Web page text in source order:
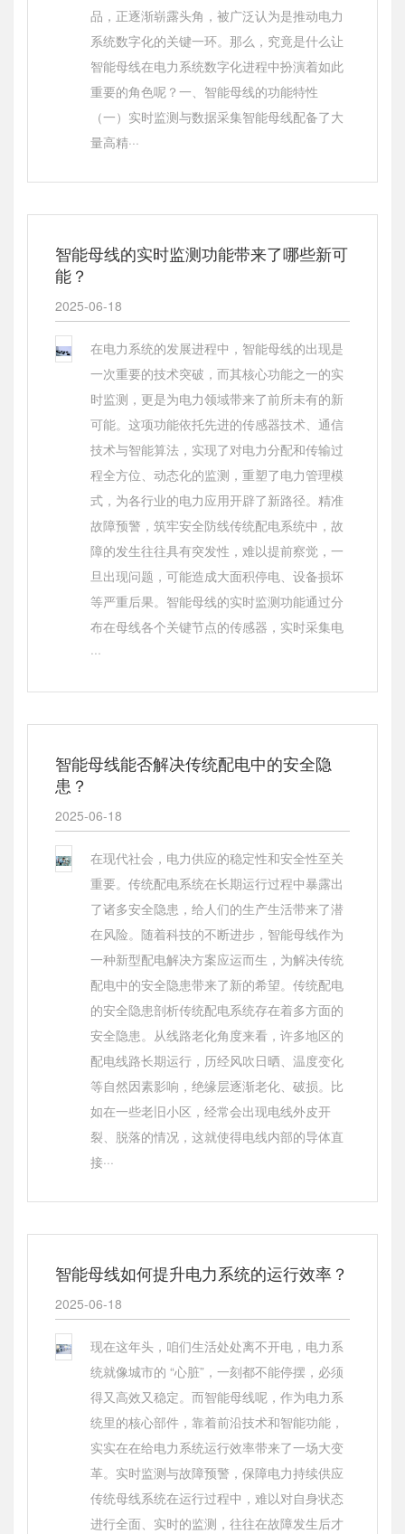
品，正逐渐崭露头角，被广泛认为是推动电力
系统数字化的关键一环。那么，究竟是什么让
智能母线在电力系统数字化进程中扮演着如此
重要的角色呢？一、智能母线的功能特性
（一）实时监测与数据采集智能母线配备了大
量高精···
智能母线的实时监测功能带来了哪些新可
能？
2025-06-18
在电力系统的发展进程中，智能母线的出现是
一次重要的技术突破，而其核心功能之一的实
时监测，更是为电力领域带来了前所未有的新
可能。这项功能依托先进的传感器技术、通信
技术与智能算法，实现了对电力分配和传输过
程全方位、动态化的监测，重塑了电力管理模
式，为各行业的电力应用开辟了新路径。精准
故障预警，筑牢安全防线传统配电系统中，故
障的发生往往具有突发性，难以提前察觉，一
旦出现问题，可能造成大面积停电、设备损坏
等严重后果。智能母线的实时监测功能通过分
布在母线各个关键节点的传感器，实时采集电
···
智能母线能否解决传统配电中的安全隐
患？
2025-06-18
在现代社会，电力供应的稳定性和安全性至关
重要。传统配电系统在长期运行过程中暴露出
了诸多安全隐患，给人们的生产生活带来了潜
在风险。随着科技的不断进步，智能母线作为
一种新型配电解决方案应运而生，为解决传统
配电中的安全隐患带来了新的希望。传统配电
的安全隐患剖析传统配电系统存在着多方面的
安全隐患。从线路老化角度来看，许多地区的
配电线路长期运行，历经风吹日晒、温度变化
等自然因素影响，绝缘层逐渐老化、破损。比
如在一些老旧小区，经常会出现电线外皮开
裂、脱落的情况，这就使得电线内部的导体直
接···
智能母线如何提升电力系统的运行效率？
2025-06-18
现在这年头，咱们生活处处离不开电，电力系
统就像城市的 “心脏”，一刻都不能停摆，必须
得又高效又稳定。而智能母线呢，作为电力系
统里的核心部件，靠着前沿技术和智能功能，
实实在在给电力系统运行效率带来了一场大变
革。实时监测与故障预警，保障电力持续供应
传统母线系统在运行过程中，难以对自身状态
进行全面、实时的监测，往往在故障发生后才